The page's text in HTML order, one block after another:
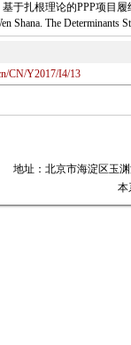
于扎根理论的PPP项目
Shana. The Determinants
CN/Y2017/I4/13
地址：北京市海淀区玉
本